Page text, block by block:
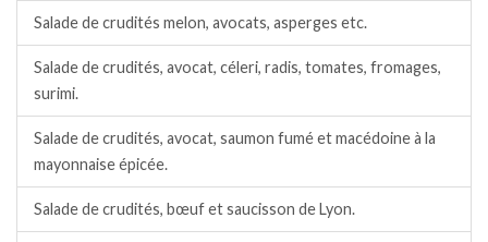
Salade de crudités melon, avocats, asperges etc.
Salade de crudités, avocat, céleri, radis, tomates, fromages,
surimi.
Salade de crudités, avocat, saumon fumé et macédoine à la
mayonnaise épicée.
Salade de crudités, bœuf et saucisson de Lyon.